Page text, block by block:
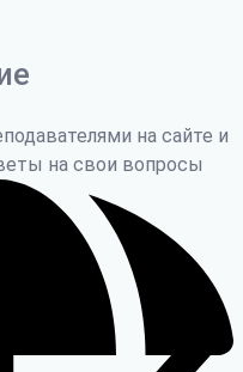
на сайте и
на свои вопросы